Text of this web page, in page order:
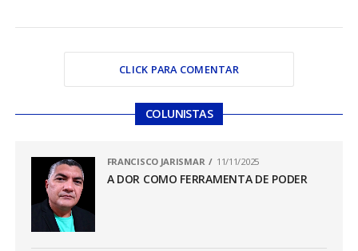
CLICK PARA COMENTAR
COLUNISTAS
FRANCISCO JARISMAR 11/11/2025
A DOR COMO FERRAMENTA DE PODER